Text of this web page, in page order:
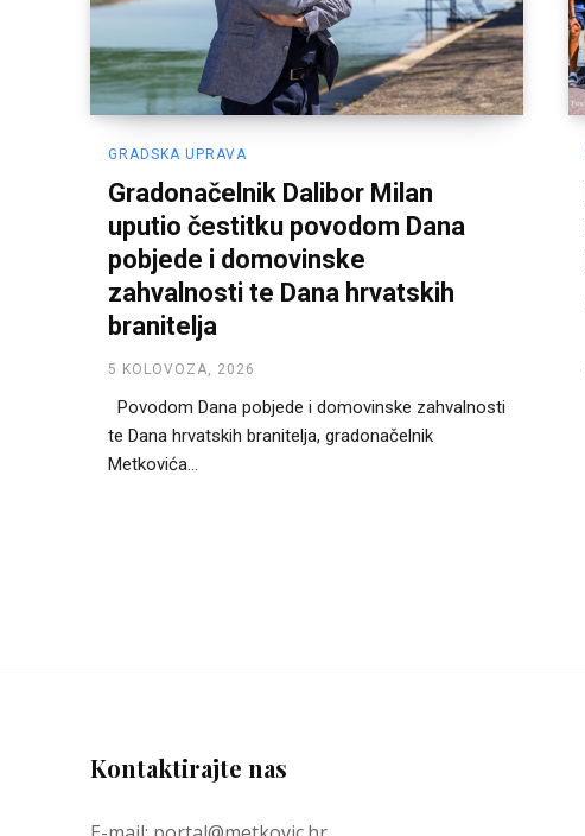
GRADSKA UPRAVA
Gradonačelnik Dalibor Milan
uputio čestitku povodom Dana
pobjede i domovinske
zahvalnosti te Dana hrvatskih
branitelja
5 KOLOVOZA, 2026
Povodom Dana pobjede i domovinske zahvalnosti
te Dana hrvatskih branitelja, gradonačelnik
Metkovića...
Kontaktirajte nas